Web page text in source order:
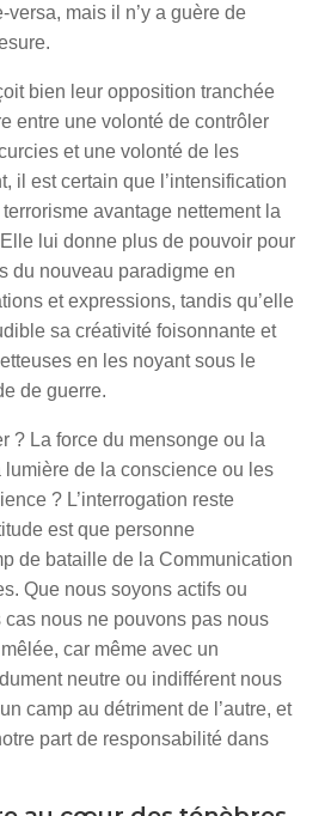
versa, mais il n’y a guère de
bien leur opposition tranchée
entre une volonté de contrôler
et une volonté de les
il est certain que l’intensification
avantage nettement la
lui donne plus de pouvoir pour
du nouveau paradigme en
et expressions, tandis qu’elle
sa créativité foisonnante et
en les noyant sous le
de guerre.
? La force du mensonge ou la
lumière de la conscience ou les
? L’interrogation reste
est que personne
de bataille de la Communication
Que nous soyons actifs ou
nous ne pouvons pas nous
car même avec un
neutre ou indifférent nous
camp au détriment de l’autre, et
part de responsabilité dans